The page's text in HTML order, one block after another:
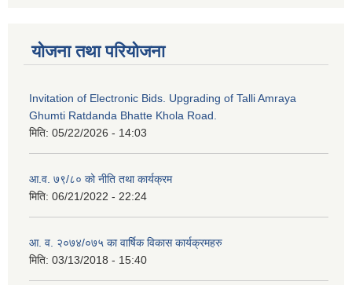
योजना तथा परियोजना
Invitation of Electronic Bids. Upgrading of Talli Amraya
Ghumti Ratdanda Bhatte Khola Road.
मिति: 05/22/2026 - 14:03
आ.व. ७९/८० को नीति तथा कार्यक्रम
मिति: 06/21/2022 - 22:24
आ. व. २०७४/०७५ का वार्षिक विकास कार्यक्रमहरु
मिति: 03/13/2018 - 15:40